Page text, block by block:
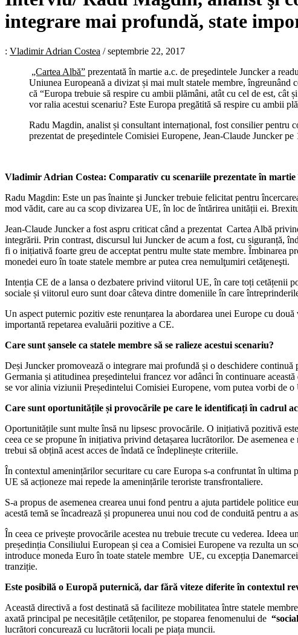
integrare mai profundă, state
: Vladimir Adrian Costea /septembrie 22, 2017
„Cartea Albă” prezentată în martie a.c. de preşedintele Juncker a
Uniunea Europeană a divizat și mai mult statele membre,
că “Europa trebuie să respire cu ambii plămâni, atât cu cel de est, cât
vor ralia acestui scenariu? Este Europa pregătită să respire cu ambii
Radu Magdin, analist și consultant internațional, fost consilier pentru
prezentat de preşedintele Comisiei Europene, Jean-Claude Juncker pe
Vladimir Adrian Costea: Comparativ cu scenariile prezentate în
Radu Magdin: Este un pas înainte şi Juncker trebuie felicitat pentru
mod vădit, care au ca scop divizarea UE, în loc de întărirea unității ei.
Jean-Claude Juncker a fost aspru criticat când a prezentat Cartea Albă
integrării. Prin contrast, discursul lui Juncker de acum a fost, cu siguranță,
fi o inițiativă foarte greu de acceptat pentru multe state membre. Îmbinarea
monedei euro în toate statele membre ar putea crea nemulţumiri cetăţeneşti.
Intenția CE de a lansa o dezbatere privind viitorul UE, în care toți cetățenii
sociale și viitorul euro sunt doar câteva dintre domeniile în care
Un aspect puternic pozitiv este renunțarea la abordarea unei Europe cu
importantă repetarea evaluării pozitive a CE.
Care sunt șansele ca statele membre să se ralieze acestui scenariu?
Deși Juncker promovează o integrare mai profundă și o deschidere
Germania și atitudinea președintelui francez vor adânci în continuare
se vor alinia viziunii Președintelui Comisiei Europene, vom putea vorbi de
Care sunt oportunitățile și provocările pe care le identificați în cadrul
Oportunitățile sunt multe însă nu lipsesc provocările. O inițiativă pozitivă
ceea ce se propune în inițiativa privind detașarea lucrătorilor. De asemenea
trebui să obțină acest acces de îndată ce îndeplinește criteriile.
În contextul amenințărilor securitare cu care Europa s-a confruntat în
UE să acționeze mai repede la amenințările teroriste transfrontaliere.
S-a propus de asemenea crearea unui fond pentru a ajuta partidele
acestă temă se încadrează și propunerea unui nou cod de conduită pentru
În ceea ce privește provocările acestea nu trebuie trecute cu vederea.
președinția Consiliului European și cea a Comisiei Europene va rezulta un
introduce moneda Euro în toate statele membre UE, cu excepția
tranziție.
Este posibilă o Europă puternică, dar fără viteze diferite în contextul
Această directivă a fost destinată să faciliteze mobilitatea între statele
axată principal pe necesitățile cetățenilor, pe stoparea fenomenului de
lucrători concurează cu lucrătorii locali pe piața muncii.